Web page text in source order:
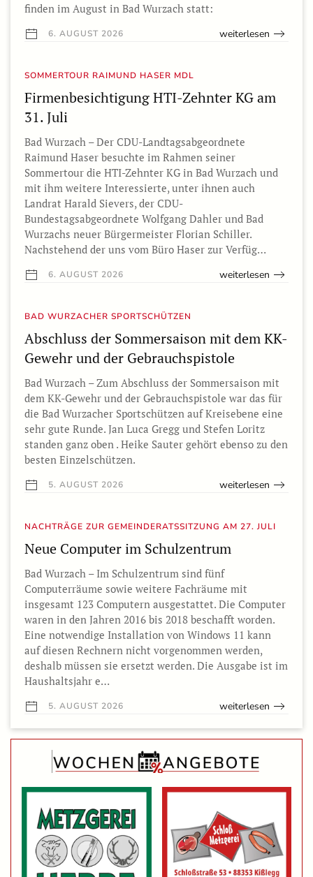
finden im August in Bad Wurzach statt:
6. AUGUST 2026 weiterlesen
SOMMERTOUR RAIMUND HASER MDL
Firmenbesichtigung HTI-Zehnter KG am
31. Juli
Bad Wurzach – Der CDU-Landtagsabgeordnete
Raimund Haser besuchte im Rahmen seiner
Sommertour die HTI-Zehnter KG in Bad Wurzach und
mit ihm weitere Interessierte, unter ihnen auch
Landrat Harald Sievers, der CDU-
Bundestagsabgeordnete Wolfgang Dahler und Bad
Wurzachs neuer Bürgermeister Florian Schiller.
Nachstehend der uns vom Büro Haser zur Verfüg…
6. AUGUST 2026 weiterlesen
BAD WURZACHER SPORTSCHÜTZEN
Abschluss der Sommersaison mit dem KK-
Gewehr und der Gebrauchspistole
Bad Wurzach – Zum Abschluss der Sommersaison mit
dem KK-Gewehr und der Gebrauchspistole war das für
die Bad Wurzacher Sportschützen auf Kreisebene eine
sehr gute Runde. Jan Luca Gregg und Stefen Loritz
standen ganz oben . Heike Sauter gehört ebenso zu den
besten Einzelschützen.
5. AUGUST 2026 weiterlesen
NACHTRÄGE ZUR GEMEINDERATSSITZUNG AM 27. JULI
Neue Computer im Schulzentrum
Bad Wurzach – Im Schulzentrum sind fünf
Computerräume sowie weitere Fachräume mit
insgesamt 123 Computern ausgestattet. Die Computer
waren in den Jahren 2016 bis 2018 beschafft worden.
Eine notwendige Installation von Windows 11 kann
auf diesen Rechnern nicht vorgenommen werden,
deshalb müssen sie ersetzt werden. Die Ausgabe ist im
Haushaltsjahr e…
5. AUGUST 2026 weiterlesen